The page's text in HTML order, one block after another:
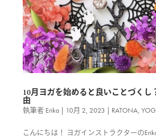
10月ヨガを始めると良いことづくし
由
執筆者 Erika| 10月 2, 2023 | RATONA,
こんにちは！ ヨガインストラクターの